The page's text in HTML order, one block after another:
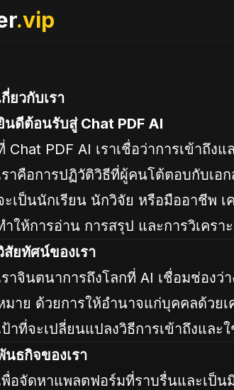
.vip
กี่ยวกับเรา
นดีต้อนรับสู่ Chat PDF AI
Chat PDF AI เราเชื่อว่าการเข้าถึง
ราคือการปฏิวัติวิธีที่ผู้คนโต้ตอบกับเ
ะเป็นนักเรียน นักวิจัย หรือมืออาชีพ
ำให้การอ่าน การสรุป และการวิเคร
สัยทัศน์ของเรา
ราจินตนาการถึงโลกที่ AI เชื่อมช่อง
มาย ด้วยการให้อำนาจแก่บุคคลด้วย
ป้าที่จะเปลี่ยนแปลงวิธีการเข้าถึงและ
นธกิจของเรา
พื่อจัดหาแพลตฟอร์มที่ราบรื่นและเป็น